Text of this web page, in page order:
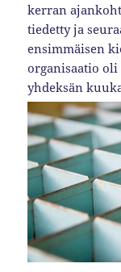
kerran
tiedetty ja
ensimmäisen
organisaatio
yhdeksän